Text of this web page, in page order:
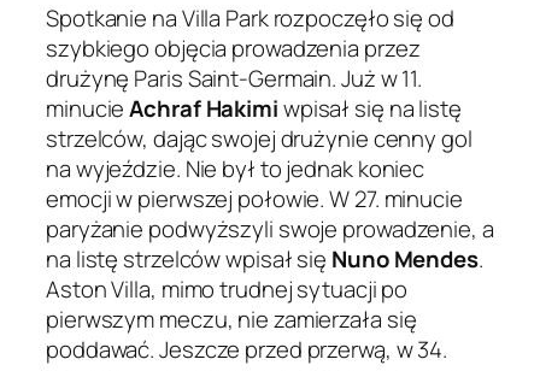
Spotkanie na Villa Park rozpoczęło się od
szybkiego objęcia prowadzenia przez
drużynę Paris Saint-Germain. Już w 11.
minucieAchraf Hakimiwpisał się na listę
strzelców, dając swojej drużynie cenny gol
na wyjeździe. Nie był to jednak koniec
emocji w pierwszej połowie. W 27. minucie
paryżanie podwyższyli swoje prowadzenie, a
na listę strzelców wpisał się Nuno Mendes.
Aston Villa, mimo trudnej sytuacji po
pierwszym meczu, nie zamierzała się
poddawać. Jeszcze przed przerwą, w 34.